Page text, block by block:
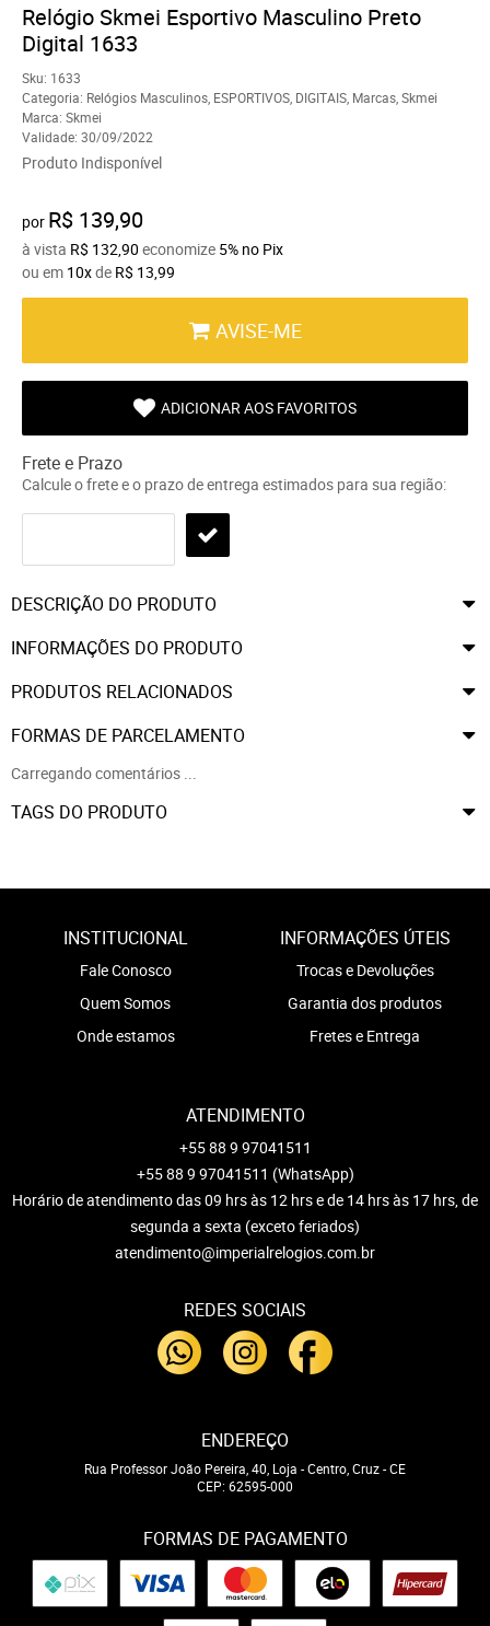
Relógio Skmei Esportivo Masculino Preto
Digital 1633
Sku: 1633
Categoria: Relógios Masculinos ESPORTIVOS DIGITAIS Marcas Skmei
Marca: Skmei
Validade: 30/09/2022
Produto Indisponível
por R$ 139,90
à vista R$ 132,90 economize 5% no Pix
ou em 10xde R$ 13,99
AVISE-ME
ADICIONAR AOS FAVORITOS
Frete e Prazo
Calcule o frete e o prazo de entrega estimados para sua região:
DESCRIÇÃO DO PRODUTO
INFORMAÇÕES DO PRODUTO
PRODUTOS RELACIONADOS
FORMAS DE PARCELAMENTO
Carregando comentários ...
TAGS DO PRODUTO
INSTITUCIONAL
Fale Conosco
Quem Somos
Onde estamos
INFORMAÇÕES ÚTEIS
Trocas e Devoluções
Garantia dos produtos
Fretes e Entrega
ATENDIMENTO
+55 88 9 97041511
+55 88 9 97041511 (WhatsApp)
Horário de atendimento das 09 hrs às 12 hrs e de 14 hrs às 17 hrs, de
segunda a sexta (exceto feriados)
atendimento@imperialrelogios.com.br
REDES SOCIAIS
ENDEREÇO
Rua Professor João Pereira, 40, Loja -Centro, Cruz-CE
CEP: 62595-000
FORMAS DE PAGAMENTO